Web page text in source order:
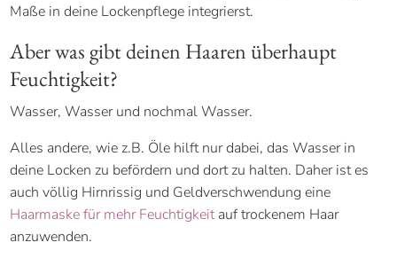
Maße in deine Lockenpflege integrierst.
Aber was gibt deinen Haaren überhaupt
Feuchtigkeit?
Wasser, Wasser und nochmal Wasser.
Alles andere, wie z.B. Öle hilft nur dabei, das Wasser in
deine Locken zu befördern und dort zu halten. Daher ist es
auch völlig Hirnrissig und Geldverschwendung eine
Haarmaske für mehr Feuchtigkeitauf trockenem Haar
anzuwenden.